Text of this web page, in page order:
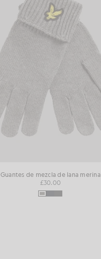
Guantes de mezcla de lana merina
£30.00